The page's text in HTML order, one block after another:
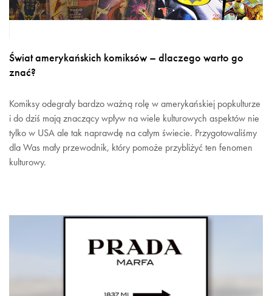
Świat amerykańskich komiksów – dlaczego warto go
znać?
Komiksy odegrały bardzo ważną rolę w amerykańskiej popkulturze
i do dziś mają znaczący wpływ na wiele kulturowych aspektów nie
tylko w USA ale tak naprawdę na całym świecie. Przygotowaliśmy
dla Was mały przewodnik, który pomoże przybliżyć ten fenomen
kulturowy.